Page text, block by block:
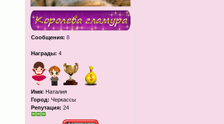
Сообщения: 8
Награды: 4
Имя: Наталия
Город: Черкассы
Репутация: 24